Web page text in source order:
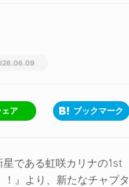
ェア ブックマーク
である虹咲カリナの1st
』より、新たなチャプタ